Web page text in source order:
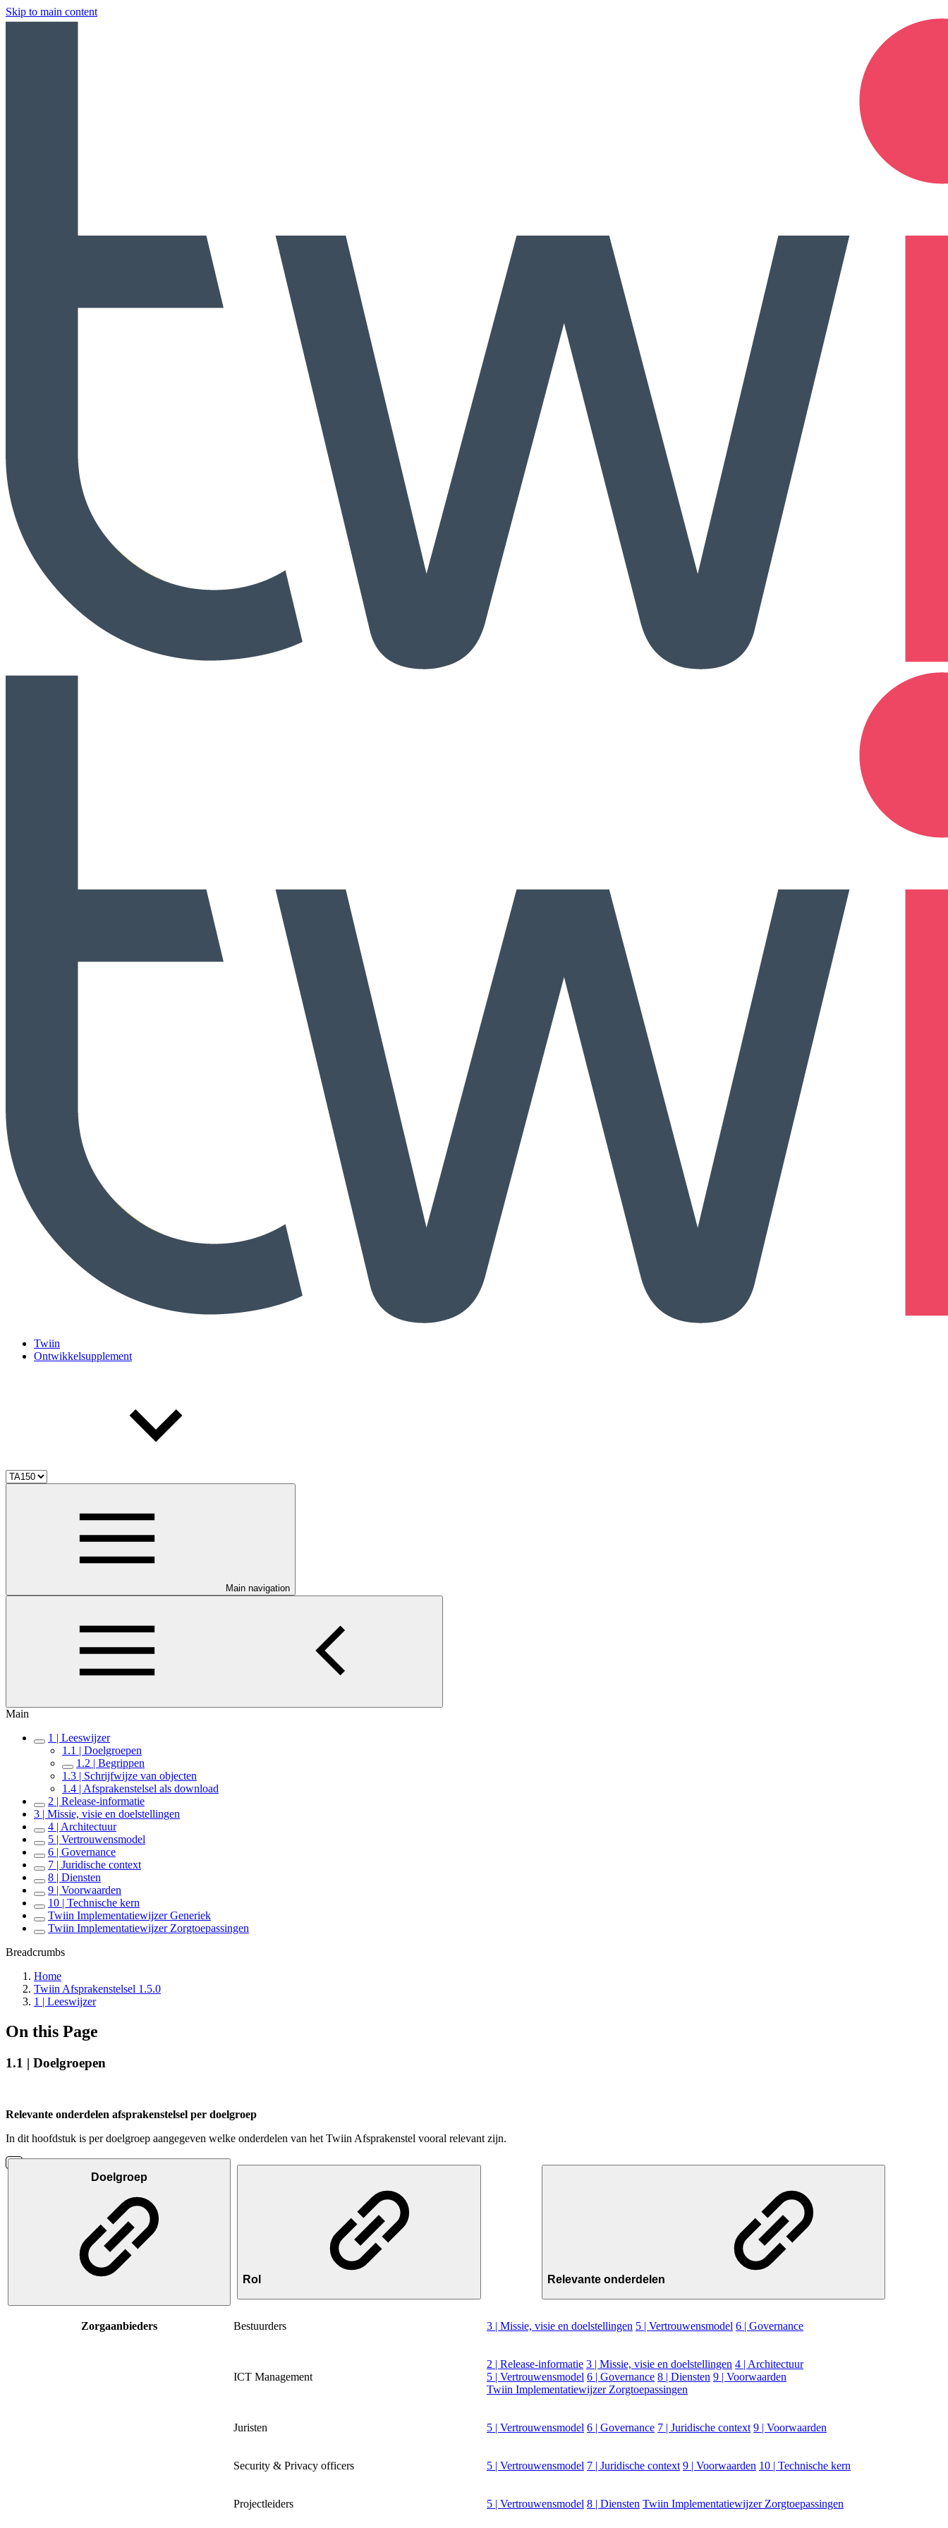
Skip to main content
Twiin
Ontwikkelsupplement
Main navigation
Main
1 | Leeswijzer
1.1 | Doelgroepen
1.2 | Begrippen
1.3 | Schrijfwijze van objecten
1.4 | Afsprakenstelsel als download
2 | Release-informatie
3 | Missie, visie en doelstellingen
4 | Architectuur
5 | Vertrouwensmodel
6 | Governance
7 | Juridische context
8 | Diensten
9 | Voorwaarden
10 | Technische kern
Twiin Implementatiewijzer Generiek
Twiin Implementatiewijzer Zorgtoepassingen
Breadcrumbs
Home
Twiin Afsprakenstelsel 1.5.0
1 | Leeswijzer
On this Page
1.1 | Doelgroepen
Relevante onderdelen afsprakenstelsel per doelgroep
In dit hoofdstuk is per doelgroep aangegeven welke onderdelen van het Twiin Afsprakenstel vooral relevant zijn.
Doelgroep
Rol Relevante onderdelen
Zorgaanbieders Bestuurders 3 | Missie, visie en doelstellingen 5 | Vertrouwensmodel 6 | Governance
ICT Management
2 | Release-informatie 3 | Missie, visie en doelstellingen 4 | Architectuur
5 | Vertrouwensmodel 6 | Governance 8 | Diensten 9 | Voorwaarden
Twiin Implementatiewijzer Zorgtoepassingen
Juristen 5 | Vertrouwensmodel 6 | Governance 7 | Juridische context 9 | Voorwaarden
Security & Privacy officers 5 | Vertrouwensmodel 7 | Juridische context 9 | Voorwaarden 10 | Technische kern
Projectleiders 5 | Vertrouwensmodel 8 | Diensten Twiin Implementatiewijzer Zorgtoepassingen